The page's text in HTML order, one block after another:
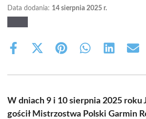
Data dodania: 14 sierpnia 2025 r.
Share
Share
(Twitter)
Share Share Share
W dniach 9 i 10 sierpnia 2025 roku
gościł Mistrzostwa Polski Garmin